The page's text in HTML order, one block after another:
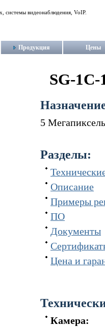
системы видеонаблюдения, VoIP.
Продукция Цены
SG-1C-
5
Разделы:
Описание
Примеры
ПО
Документы
Цена и
Камера: